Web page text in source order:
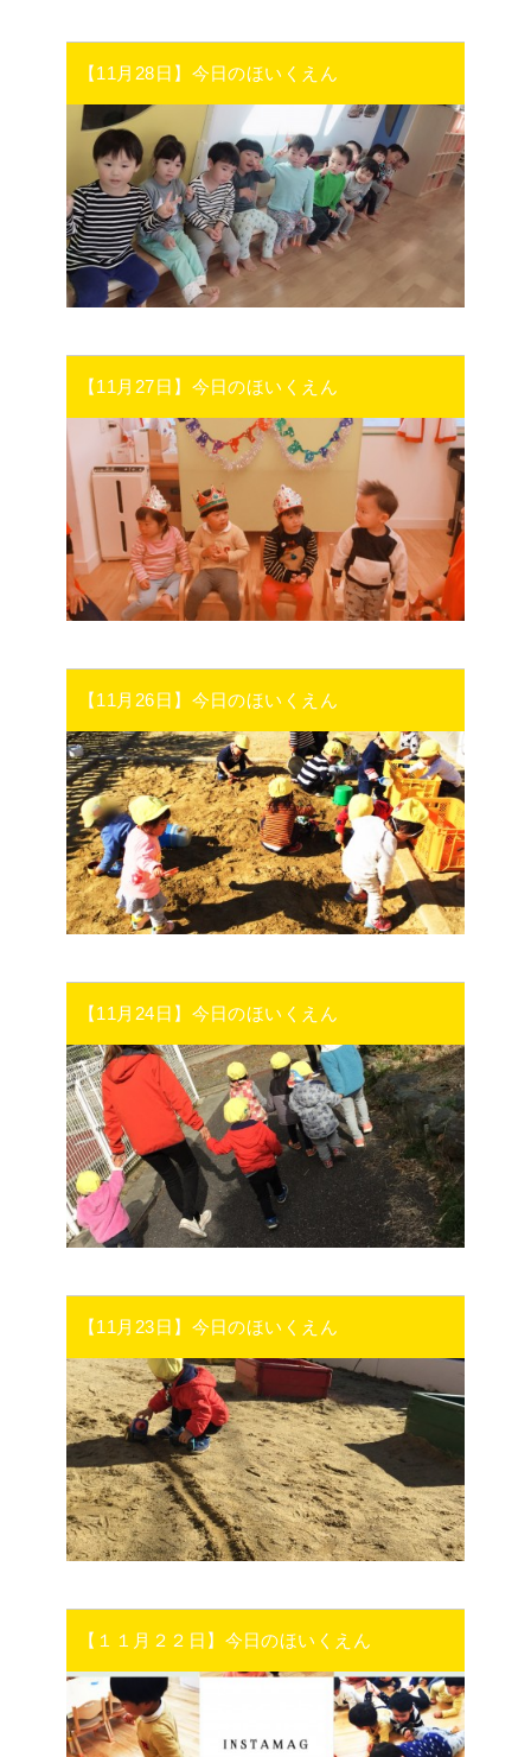
【11月28日】今日のほいくえん
【11月27日】今日のほいくえん
【11月26日】今日のほいくえん
【11月24日】今日のほいくえん
【11月23日】今日のほいくえん
【１１月２２日】今日のほいくえん